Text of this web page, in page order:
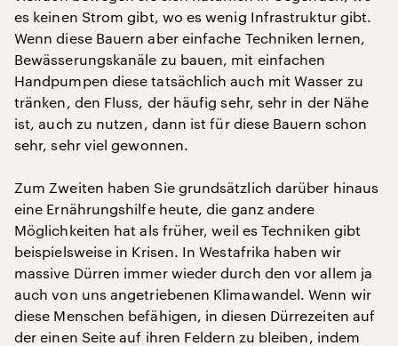
es keinen Strom gibt, wo es wenig Infrastruktur gibt.
Wenn diese Bauern aber einfache Techniken lernen,
Bewässerungskanäle zu bauen, mit einfachen
Handpumpen diese tatsächlich auch mit Wasser zu
tränken, den Fluss, der häufig sehr, sehr in der Nähe
ist, auch zu nutzen, dann ist für diese Bauern schon
sehr, sehr viel gewonnen.
Zum Zweiten haben Sie grundsätzlich darüber hinaus
eine Ernährungshilfe heute, die ganz andere
Möglichkeiten hat als früher, weil es Techniken gibt
beispielsweise in Krisen. In Westafrika haben wir
massive Dürren immer wieder durch den vor allem ja
auch von uns angetriebenen Klimawandel. Wenn wir
diese Menschen befähigen, in diesen Dürrezeiten auf
der einen Seite auf ihren Feldern zu bleiben, indem